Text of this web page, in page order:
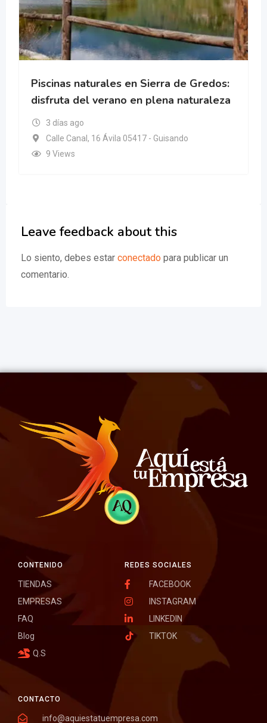
Piscinas naturales en Sierra de Gredos:
disfruta del verano en plena naturaleza
3 días ago
Calle Canal, 16 Ávila 05417 - Guisando
9 Views
Leave feedback about this
Lo siento, debes estar conectado para publicar un
comentario.
CONTACTO
info@aquiestatuempresa.com
REDES SOCIALES
FACEBOOK
INSTAGRAM
LINKEDIN
TIKTOK
CONTENIDO
TIENDAS
EMPRESAS
FAQ
Blog
Q.S